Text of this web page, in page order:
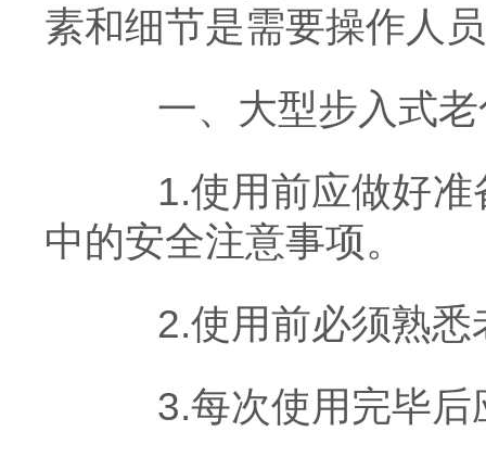
素和细节是需要操作人
一、大型步入式老
1.使用前应做好准
中的安全注意事项。
2.使用前必须熟悉
3.每次使用完毕后